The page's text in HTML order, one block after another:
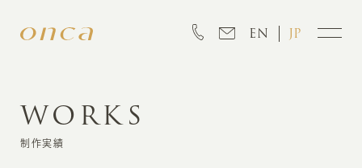
EN JP
INFORMATION
WORKS
制作実績